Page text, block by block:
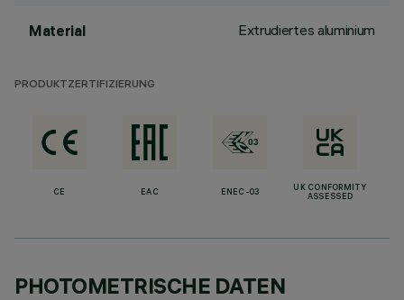
Material Extrudiertes aluminium
PRODUKTZERTIFIZIERUNG
CE EAC ENEC-03
UK CONFORMITY
ASSESSED
PHOTOMETRISCHE DATEN